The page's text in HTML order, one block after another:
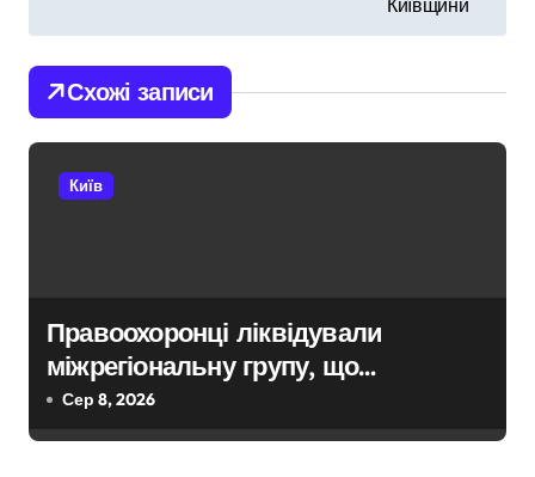
і
г
а
п
Київщини
Схожі записи
Київ
Правоохоронці ліквідували
міжрегіональну групу, що
займалася вивезенням дезертирів
з військових частин Київщини та
Сер 8, 2026